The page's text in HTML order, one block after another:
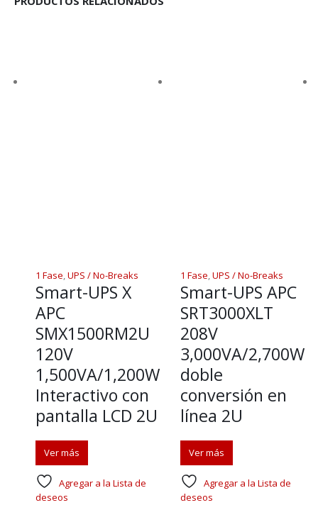
1 Fase,UPS / No-Breaks
Smart-UPS X
APC
SMX1500RM2U
120V
1,500VA/1,200W
Interactivo con
pantalla LCD 2U
Ver más
Agregar a la Lista de
deseos
1 Fase,UPS / No-Breaks
Smart-UPS APC
SRT3000XLT
208V
3,000VA/2,700W
doble
conversión en
línea 2U
Ver más
Agregar a la Lista de
deseos